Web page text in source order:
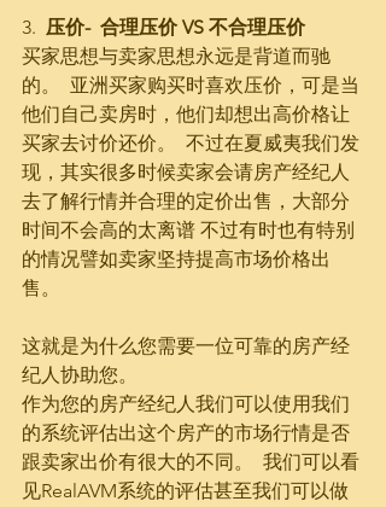
3. 压价-  合理压价 VS 不合理压价
买家思想与卖家思想永远是背道而驰
的。  亚洲买家购买时喜欢压价，可是当
他们自己卖房时，他们却想出高价格让
买家去讨价还价。  不过在夏威夷我们发
现，其实很多时候卖家会请房产经纪人
去了解行情并合理的定价出售，大部分
时间不会高的太离谱 不过有时也有特别
的情况譬如卖家坚持提高市场价格出
售。
这就是为什么您需要一位可靠的房产经
纪人协助您。
作为您的房产经纪人我们可以使用我们
的系统评估出这个房产的市场行情是否
跟卖家出价有很大的不同。  我们可以看
见RealAVM系统的评估甚至我们可以做